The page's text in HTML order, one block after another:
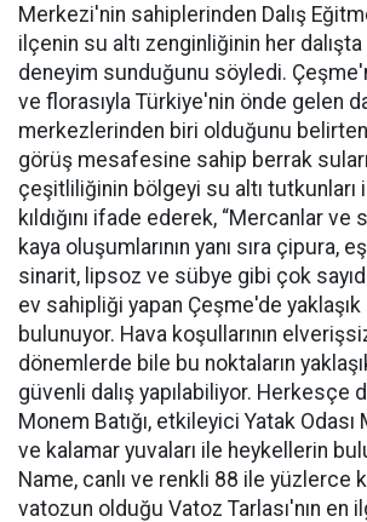
Merkezi'nin sahiplerinden Dalış
ilçenin su altı zenginliğinin her dalışta
deneyim sunduğunu söyledi.
ve florasıyla Türkiye'nin önde gelen
merkezlerinden biri olduğunu
görüş mesafesine sahip berrak
çeşitliliğinin bölgeyi su altı tutkunları
kıldığını ifade ederek, “Mercanlar ve
kaya oluşumlarının yanı sıra çipura,
sinarit, lipsoz ve sübye gibi çok
ev sahipliği yapan Çeşme'de yaklaşık
bulunuyor. Hava koşullarının
dönemlerde bile bu noktaların
güvenli dalış yapılabiliyor. Herkesçe
Monem Batığı, etkileyici Yatak Odası
ve kalamar yuvaları ile heykellerin
Name, canlı ve renkli 88 ile yüzlerce
vatozun olduğu Vatoz Tarlası'nın en